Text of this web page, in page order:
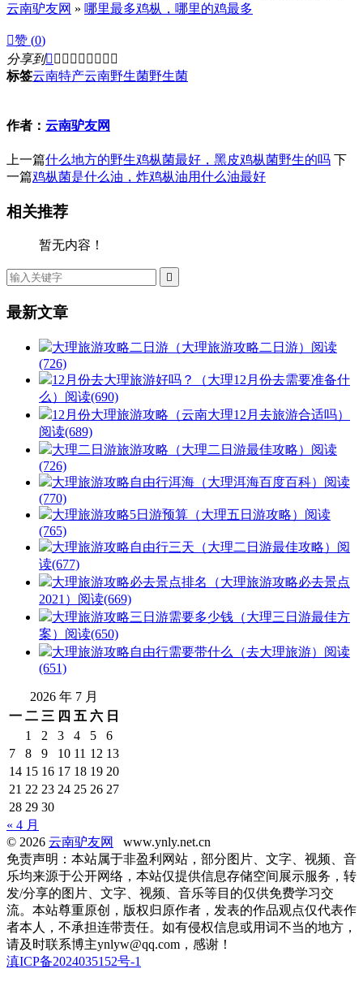
云南驴友网 » 哪里最多鸡枞，哪里的鸡最多
赞 (0)
分享到        
标签云南特产云南野生菌野生菌
作者： 云南驴友网
上一篇什么地方的野生鸡枞菌最好，黑皮鸡枞菌野生的吗 下
一篇鸡枞菌是什么油，炸鸡枞油用什么油最好
相关推荐
暂无内容！

最新文章
大理旅游攻略二日游（大理旅游攻略二日游） 阅读
(726)
12月份去大理旅游好吗？（大理12月份去需要准备什
么） 阅读(690)
12月份大理旅游攻略（云南大理12月去旅游合适吗）
阅读(689)
大理二日游旅游攻略（大理二日游最佳攻略） 阅读
(726)
大理旅游攻略自由行洱海（大理洱海百度百科） 阅读
(770)
大理旅游攻略5日游预算（大理五日游攻略） 阅读
(765)
大理旅游攻略自由行三天（大理二日游最佳攻略） 阅
读(677)
大理旅游攻略必去景点排名（大理旅游攻略必去景点
2021） 阅读(669)
大理旅游攻略三日游需要多少钱（大理三日游最佳方
案） 阅读(650)
大理旅游攻略自由行需要带什么（去大理旅游） 阅读
(651)
2026 年 7 月
一 二 三 四 五 六 日
1
2 3 4 5
6
7
8 9 10 11 12 13
14 15 16 17 18 19 20
21 22 23 24 25 26 27
28 29 30
« 4 月
© 2026 云南驴友网
www.ynly.net.cn
免责声明：本站属于非盈利网站，部分图片、文字、视频、音
乐均来源于公开网络，本站仅提供信息存储空间展示服务，转
发/分享的图片、文字、视频、音乐等目的仅供免费学习交
流。本站尊重原创，版权归原作者，发表的作品观点仅代表作
者本人，不承担连带责任。如有侵权信息或用词不当的地方，
请及时联系博主ynlyw@qq.com，感谢！
滇ICP备2024035152号-1